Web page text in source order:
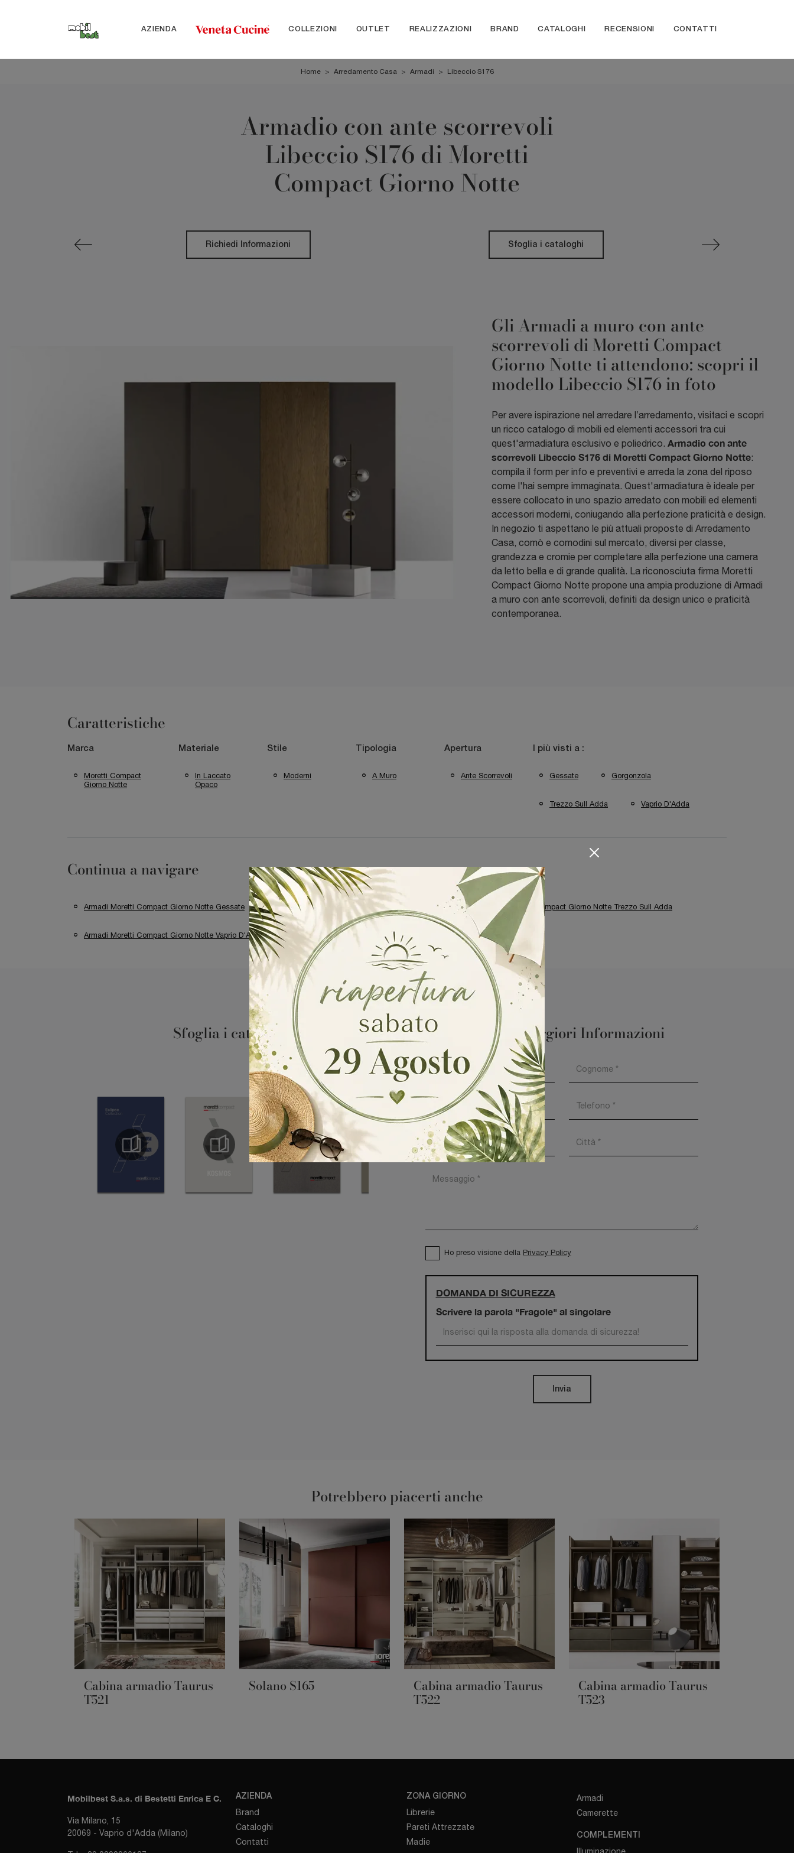
AZIENDA COLLEZIONI OUTLET REALIZZAZIONI BRAND CATALOGHI RECENSIONI CONTATTI
Home > Arredamento Casa > Armadi > Libeccio S176
Armadio con ante scorrevoli
Libeccio S176 di Moretti
Compact Giorno Notte
Richiedi Informazioni Sfoglia i cataloghi
Gli Armadi a muro con ante
scorrevoli di Moretti Compact
Giorno Notte ti attendono: scopri il
modello Libeccio S176 in foto
Per avere ispirazione nel arredare l’arredamento, visitaci e scopri
un ricco catalogo di mobili ed elementi accessori tra cui
quest'armadiatura esclusivo e poliedrico. Armadio con ante
scorrevoli Libeccio S176 di Moretti Compact Giorno Notte:
compila il form per info e preventivi e arreda la zona del riposo
come l'hai sempre immaginata. Quest'armadiatura è ideale per
essere collocato in uno spazio arredato con mobili ed elementi
accessori moderni, coniugando alla perfezione praticità e design.
In negozio ti aspettano le più attuali proposte di Arredamento
Casa, comò e comodini sul mercato, diversi per classe,
grandezza e cromie per completare alla perfezione una camera
da letto bella e di grande qualità. La riconosciuta firma Moretti
Compact Giorno Notte propone una ampia produzione di Armadi
a muro con ante scorrevoli, definiti da design unico e praticità
contemporanea.
Caratteristiche
Marca
Moretti Compact
Giorno Notte
Materiale
In Laccato
Opaco
Stile
Moderni
Tipologia
A Muro
Apertura
Ante Scorrevoli
I più visti a :
Gessate Gorgonzola
Trezzo Sull Adda Vaprio D'Adda
Continua a navigare
Armadi Moretti Compact Giorno Notte Gessate Armadi Moretti Compact Giorno Notte Gorgonzola Armadi Moretti Compact Giorno Notte Trezzo Sull Adda
Armadi Moretti Compact Giorno Notte Vaprio D'Adda Armadi Moretti Compact Giorno Notte Vaprio D'Adda
Sfoglia i cataloghi Richiedi Maggiori Informazioni
Ho preso visione della Privacy Policy
DOMANDA DI SICUREZZA
Scrivere la parola "Fragole" al singolare
Invia
Potrebbero piacerti anche
Cabina armadio Taurus
T521
Solano S165 Cabina armadio Taurus
T522
Cabina armadio Taurus
T523
Mobilbest S.a.s. di Bestetti Enrica E C.
Via Milano, 15
20069 - Vaprio d'Adda (Milano)
AZIENDA
Brand
Cataloghi
Contatti
ZONA GIORNO
Librerie
Pareti Attrezzate
Madie
Armadi
Camerette
COMPLEMENTI
Illuminazione